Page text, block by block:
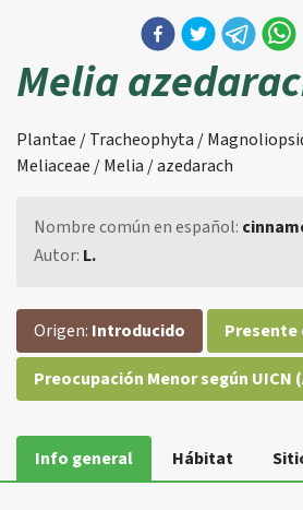
Melia
Plantae / Tracheophyta /
Meliaceae / Melia / azedarach
Nombre común en español:
Autor: L.
Origen: Introducido
Presente
Preocupación Menor según UICN
Info general Hábitat